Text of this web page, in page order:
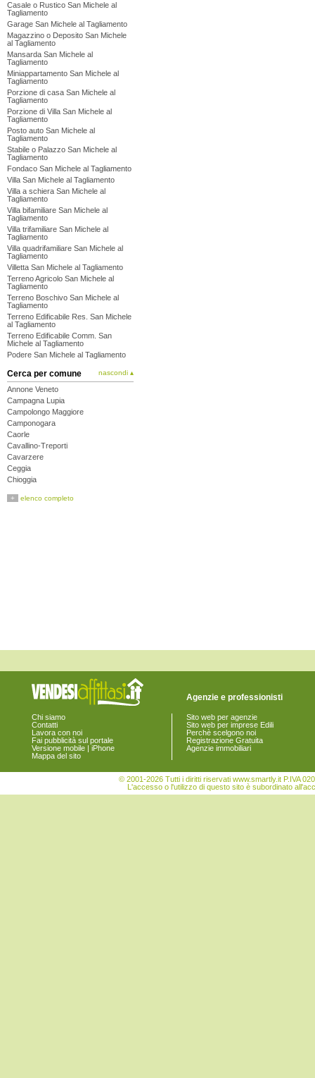
Casale o Rustico San Michele al
Tagliamento
Garage San Michele al Tagliamento
Magazzino o Deposito San Michele
al Tagliamento
Mansarda San Michele al
Tagliamento
Miniappartamento San Michele al
Tagliamento
Porzione di casa San Michele al
Tagliamento
Porzione di Villa San Michele al
Tagliamento
Posto auto San Michele al
Tagliamento
Stabile o Palazzo San Michele al
Tagliamento
Fondaco San Michele al Tagliamento
Villa San Michele al Tagliamento
Villa a schiera San Michele al
Tagliamento
Villa bifamiliare San Michele al
Tagliamento
Villa trifamiliare San Michele al
Tagliamento
Villa quadrifamiliare San Michele al
Tagliamento
Villetta San Michele al Tagliamento
Terreno Agricolo San Michele al
Tagliamento
Terreno Boschivo San Michele al
Tagliamento
Terreno Edificabile Res. San Michele
al Tagliamento
Terreno Edificabile Comm. San
Michele al Tagliamento
Podere San Michele al Tagliamento
Cerca per comune nascondi ▴
Annone Veneto
Campagna Lupia
Campolongo Maggiore
Camponogara
Caorle
Cavallino-Treporti
Cavarzere
Ceggia
Chioggia
Cona
Mira
Musile di Piave
Noventa di Piave
Portogruaro
Pramaggiore
Quarto d'Altino
Salzano
San Donà di Piave
San Michele al Tagliamento
Santo Stino di Livenza
+ elenco completo
Chi siamo
Contatti
Lavora con noi
Fai pubblicità sul portale
Versione mobile | iPhone
Mappa del sito
Agenzie e professionisti
Sito web per agenzie
Sito web per imprese Edili
Perchè scelgono noi
Registrazione Gratuita
Agenzie immobiliari
© 2001-2026 Tutti i diritti riservati www.smartly.it P.IVA
L'accesso o l'utilizzo di questo sito è subordinato